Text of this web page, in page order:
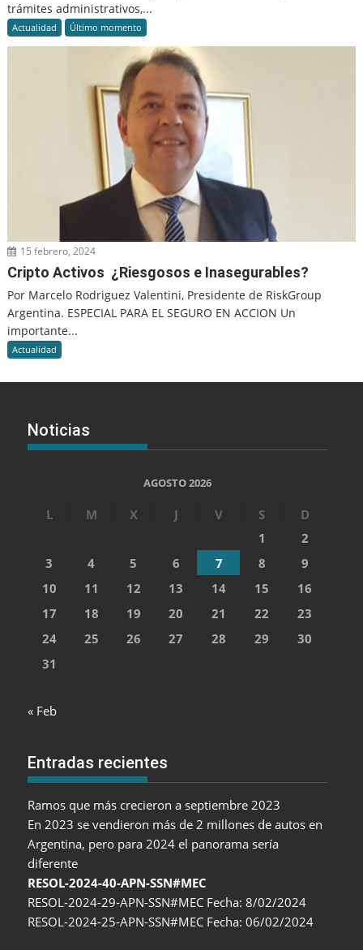
trámites administrativos,...
Actualidad Último momento
15 febrero, 2024
Cripto Activos ¿Riesgosos e Inasegurables?
Por Marcelo Rodriguez Valentini, Presidente de RiskGroup
Argentina. ESPECIAL PARA EL SEGURO EN ACCION Un
importante...
Actualidad
Noticias
AGOSTO 2026
L M X J V S
D
1
2
3
4 5 6 7 8
9
10
11 12 13 14 15
16
17
18 19 20 21 22
23
24
25 26 27 28 29
30
31
« Feb
Entradas recientes
Ramos que más crecieron a septiembre 2023
En 2023 se vendieron más de 2 millones de autos en
Argentina, pero para 2024 el panorama sería
diferente
RESOL-2024-40-APN-SSN#MEC
RESOL-2024-29-APN-SSN#MEC Fecha: 8/02/2024
RESOL-2024-25-APN-SSN#MEC Fecha: 06/02/2024